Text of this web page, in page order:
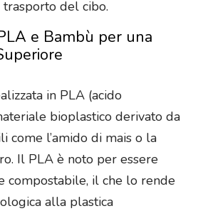
del cibo.
e Bambù per una
in PLA (acido
bioplastico derivato da
come l’amido di mais o la
Il PLA è noto per essere
compostabile, il che lo rende
alla plastica